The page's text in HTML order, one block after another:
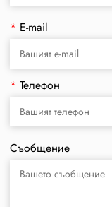
* E-mail
* Телефон
Съобщение